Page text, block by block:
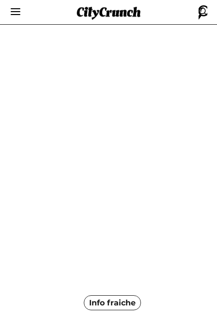
Info fraiche